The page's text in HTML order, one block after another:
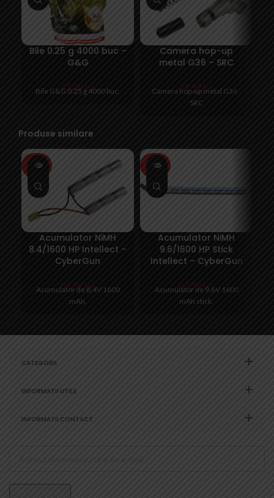
Bile 0.25 g 4000 buc –
G&G
65,00lei
Bile G&G 0.25 g 4000 buc.
Camera hop-up
metal G36 – SRC
99,99 lei
Camera hop-up metal G36 -
SRC
Produse similare
SOLD
OUT
Acumulator NiMH
8.4/1600 HP Intellect –
CyberGun
98,99 lei
Acumulator de 8,4V 1600
mAh.
SOLD
OUT
Acumulator NiMH
9.6/1600 HP Stick
Intellect – CyberGun
97,99 lei
Acumulator de 9,6V 1600
mAh stick.
CATEGORII
INFORMATII UTILE
INFORMATII CONTACT